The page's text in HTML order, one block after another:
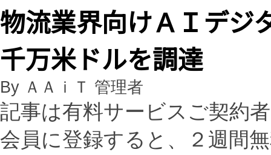
物流業界向けＡＩデジ
千万米ドルを調達
By ＡＡｉＴ 管理者
記事は有料サービスご契約
会員に登録すると、２週間